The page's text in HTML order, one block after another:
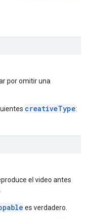
por omitir una
creativeType:
el video antes
es verdadero.